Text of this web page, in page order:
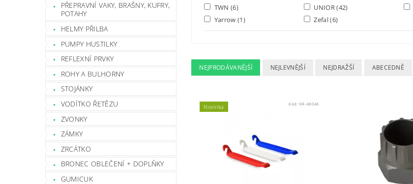
PŘEPRAVNÍ VAKY, BRAŠNY, KUFRY,
POTAHY
HELMY PŘILBA
PUMPY HUSTILKY
REFLEXNÍ PRVKY
ROHY A BULHORNY
STOJÁNKY
VODÍTKO ŘETĚZU
ZVONKY
ZÁMKY
ZRCÁTKO
BRONEC OBLEČENÍ + DOPLŇKY
GUMICUK
TWN (6) UNIOR(42)
Yarrow (1) Zefal(6)
NEJPRODÁVANĚJŠÍ NEJLEVNĚJŠÍ NEJDRAŽŠÍ ABECEDNĚ
Novinka Kód: HR-48046